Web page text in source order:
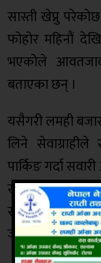
सास्ती खेप्नु
फोहोर महिनौं
भएकोले
बताएका छन् ।
यसैगरी लमही
लिने
पार्किङ गर्दा
सास्ती खेप्नु
स्थान नहुँदा सडकमै
जस्ले गर्दा सवारी